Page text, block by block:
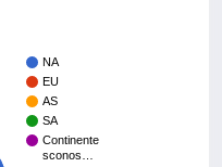
NA
EU
AS
SA
Continente
sconos…